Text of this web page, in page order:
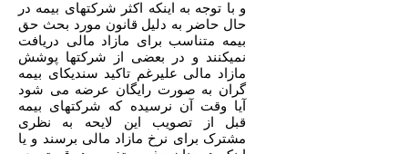
و با توجه به اینکه اکثر شرکتهای بیمه در
حال حاضر به دلیل قانون مورد بحث حق
بیمه متناسب برای مازاد مالی دریافت
نمیکنند و در بعضی از شرکتها پوشش
مازاد مالی علیرغم تاکید سندیکای بیمه
گران به صورت رایگان عرضه می شود
آیا وقت آن نرسیده که شرکتهای بیمه
قبل از تصویب این لایحه به نظری
مشترک برای نرخ مازاد مالی برسند و یا